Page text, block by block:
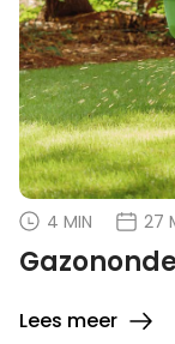
4 MIN 27
Lees meer